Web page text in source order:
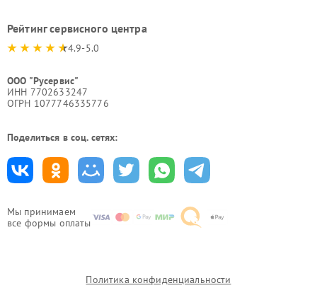
Мы принимаем
все формы оплаты
Рейтинг сервисного центра
4.9-5.0
ООО "Русервис"
ИНН 7702633247
ОГРН 1077746335776
Поделиться в соц. сетях:
Политика конфиденциальности